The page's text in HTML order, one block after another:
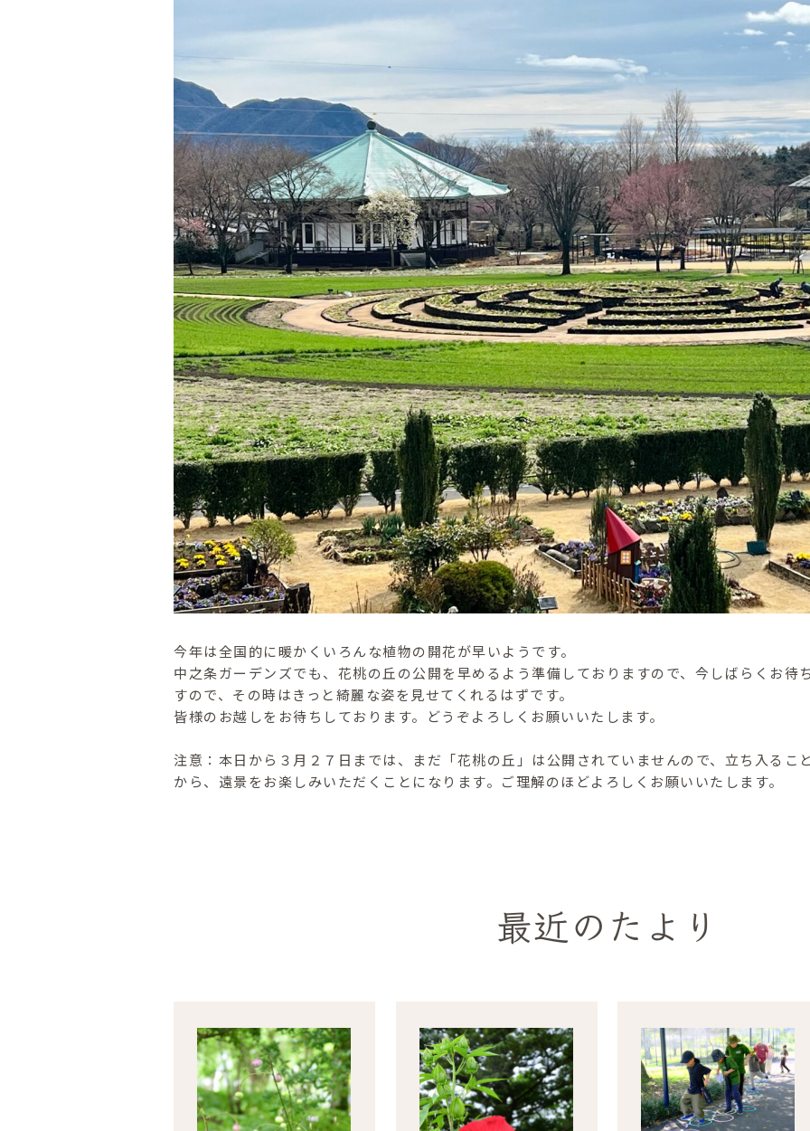
今年は全国的に暖かくいろんな植物の開花が早いようです。
中之条ガーデンズでも、花桃の丘の公開を早めるよう準備しておりますので、今しばらくお待
すので、その時はきっと綺麗な姿を見せてくれるはずです。
皆様のお越しをお待ちしております。どうぞよろしくお願いいたします。
注意：本日から３月２７日までは、まだ「花桃の丘」は公開されていませんので、立ち入るこ
から、遠景をお楽しみいただくことになります。ご理解のほどよろしくお願いいたします。
最近のたより